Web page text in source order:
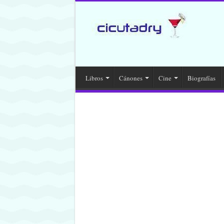
Libros Cánones Cine Biografías